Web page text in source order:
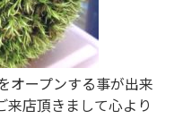
オープンする事が出来
来店頂きまして心より